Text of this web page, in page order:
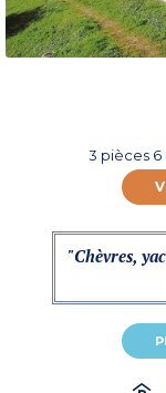
3 pièces 6
"Chèvres,